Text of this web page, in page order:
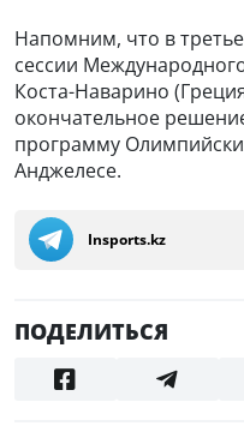
Напомним, что в
сессии
Коста-Наварино
окончательное
программу
Анджелесе.
Insports.kz
ПОДЕЛИТЬСЯ